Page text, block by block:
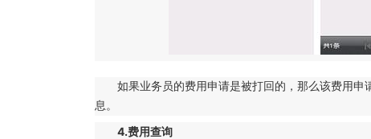
如果业务员的费用申请是被打回的，那么该费用
息。
4.费用查询